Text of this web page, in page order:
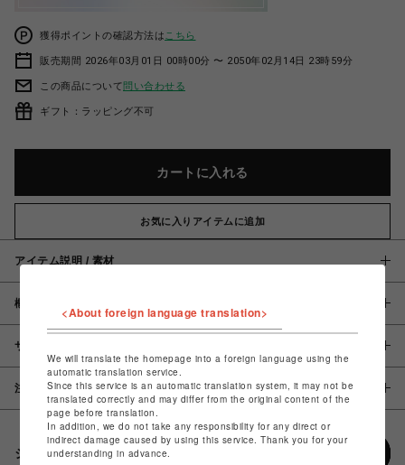
獲得ポイントの確認方法は こちら
販売期間 2026年03月01日 00時00分 〜 2050年02月14日 23時59分
この商品について問い合わせる
ギフト：ラッピング不可
カートに入れる
お気に入りアイテムに追加
アイテム説明 / 素材
概要
サイズ
注意事項
シェアする
<About foreign language translation>
We will translate the homepage into a foreign language using the
automatic translation service.
Since this service is an automatic translation system, it may not be
translated correctly and may differ from the original content of the
page before translation.
In addition, we do not take any responsibility for any direct or
indirect damage caused by using this service. Thank you for your
understanding in advance.